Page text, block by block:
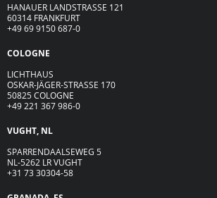
HANAUER LANDSTRASSE 121
60314 FRANKFURT
+49 69 9150 687-0
COLOGNE
LICHTHAUS
OSKAR-JÄGER-STRASSE 170
50825 COLOGNE
+49 221 367 986-0
VUGHT, NL
SPARRENDAALSEWEG 5
NL-5262 LR VUGHT
+31 73 30304-58